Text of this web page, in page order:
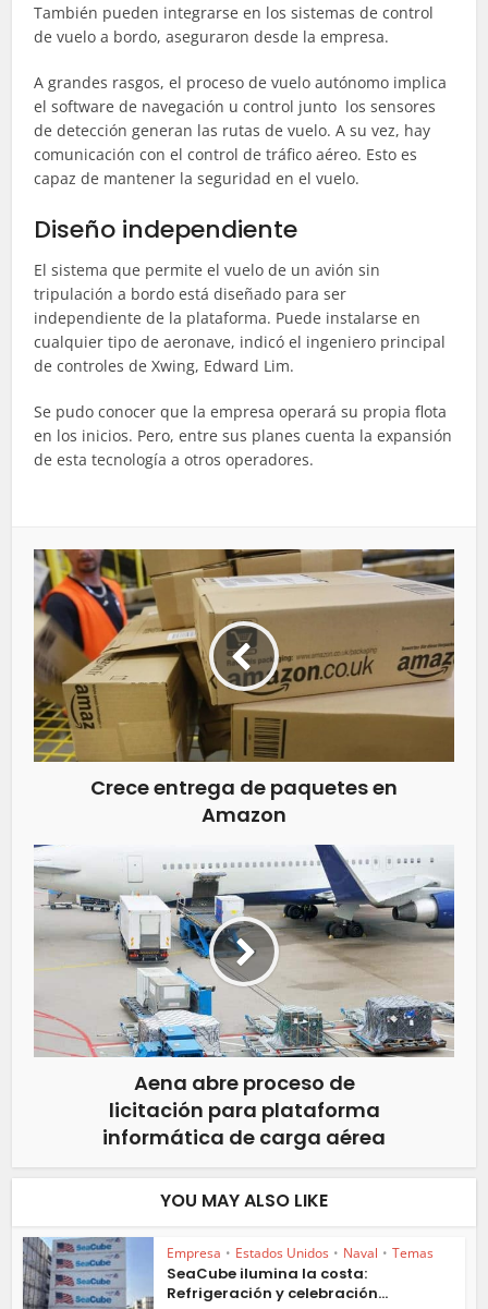
También pueden integrarse en los sistemas de control
de vuelo a bordo, aseguraron desde la empresa.
A grandes rasgos, el proceso de vuelo autónomo implica
el software de navegación u control junto los sensores
de detección generan las rutas de vuelo. A su vez, hay
comunicación con el control de tráfico aéreo. Esto es
capaz de mantener la seguridad en el vuelo.
Diseño independiente
El sistema que permite el vuelo de un avión sin
tripulación a bordo está diseñado para ser
independiente de la plataforma. Puede instalarse en
cualquier tipo de aeronave, indicó el ingeniero principal
de controles de Xwing, Edward Lim.
Se pudo conocer que la empresa operará su propia flota
en los inicios. Pero, entre sus planes cuenta la expansión
de esta tecnología a otros operadores.
Crece entrega de paquetes en
Amazon
Aena abre proceso de
licitación para plataforma
informática de carga aérea
YOU MAY ALSO LIKE
Empresa • Estados Unidos • Naval • Temas
SeaCube ilumina la costa:
Refrigeración y celebración...